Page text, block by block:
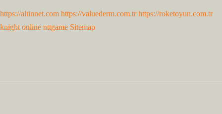
https://altinnet.com https://valuederm.com.tr https://roketoyun.com.tr
knight online nttgame Sitemap